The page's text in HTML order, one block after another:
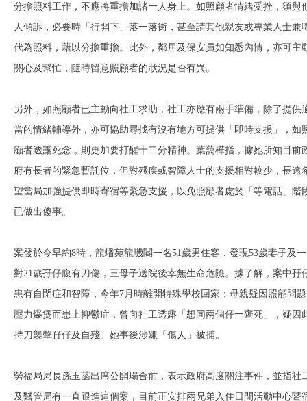
分擔照料工作，不應將重擔加諸一人身上。如照顧者情緒受挫，須與
人傾訴，必要時「行開下」落一落街，甚至請其他親友或專業人士兼
代為照料，藉以分擔重擔。此外，鄰居及保安員如知悉內情，亦可主
關心及幫忙，隨時留意照顧者的狀況是否有異。
另外，如照顧者已主動向社工求助，社工亦應有兩手準備，除了提供
當的情緒輔導外，亦可協助尋找有沒有地方可提供「即時支援」，如
顧者透露死念，則更加要打醒十二分精神。葉藹樺指，據她所知目前
府有長者的緊急暫託位，但對殘疾或智障人士的支援相對較少，長遠
望當局加強提供即時寄宿等緊急支援，以免照顧者處於「等電話」階
已做出傻事。
案發於今早約8時，龍蟠苑龍璣閣一名51歲男住客，發現53歲妻子及一
對21歲孖仔腹有刀傷，三母子送院後幸無生命危險。據了解，案中孖
患有自閉症和智障，今年7月時離開特殊學校回家；母親疑因照顧問題
壓力爆煲而患上抑鬱症，曾向社工透露「想同兩個仔一齊死」，疑因
持刀襲擊孖仔及自殘。她事後涉嫌「傷人」被捕。
勞福局局長孫玉菡出席公開場合前，表示政府高度關注事件，並指社
及醫管局有一直跟進這個案，目前正安排兩兄弟入住日間活動中心暨